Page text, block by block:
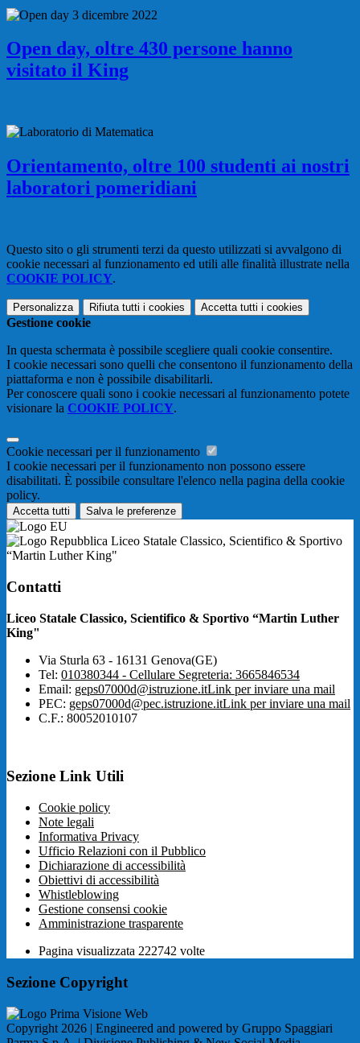
Open day, oltre 430 persone hanno
visitato il King
Orientamento, oltre 100 studenti ai nostri
laboratori pomeridiani
Questo sito o gli strumenti terzi da questo utilizzati si avvalgono di
cookie necessari al funzionamento ed utili alle finalità illustrate nella
COOKIE POLICY.
Personalizza Rifiuta tutti i cookies Accetta tutti i cookies
Gestione cookie
In questa schermata è possibile scegliere quali cookie consentire.
I cookie necessari sono quelli che consentono il funzionamento della
piattaforma e non è possibile disabilitarli.
Per conoscere quali sono i cookie necessari al funzionamento potete
visionare la COOKIE POLICY.
Cookie necessari per il funzionamento
I cookie necessari per il funzionamento non possono essere
disabilitati. È possibile consultare l'elenco nella pagina della cookie
policy.
Accetta tutti Salva le preferenze
Liceo Statale Classico, Scientifico & Sportivo
“Martin Luther King"
Contatti
Liceo Statale Classico, Scientifico & Sportivo “Martin Luther
King"
Via Sturla 63 - 16131 Genova(GE)
Tel: 010380344 - Cellulare Segreteria: 3665846534
Email: geps07000d@istruzione.itLink per inviare una mail
PEC: geps07000d@pec.istruzione.itLink per inviare una mail
C.F.: 80052010107
Sezione Link Utili
Cookie policy
Note legali
Informativa Privacy
Ufficio Relazioni con il Pubblico
Dichiarazione di accessibilità
Obiettivi di accessibilità
Whistleblowing
Gestione consensi cookie
Amministrazione trasparente
Pagina visualizzata 222742 volte
Sezione Copyright
Copyright 2026 | Engineered and powered by Gruppo Spaggiari